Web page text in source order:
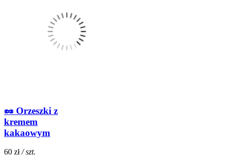
🥜 Orzeszki z
kremem
kakaowym
60 zł / szt.